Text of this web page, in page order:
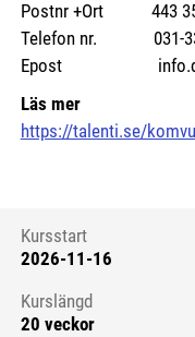
Postnr +Ort 443 35
Telefon nr. 031-
Epost
Läs mer
https://talenti.se/
Kursstart 6087296
Kursstart
2026-11-16
Kurslängd
20 veckor